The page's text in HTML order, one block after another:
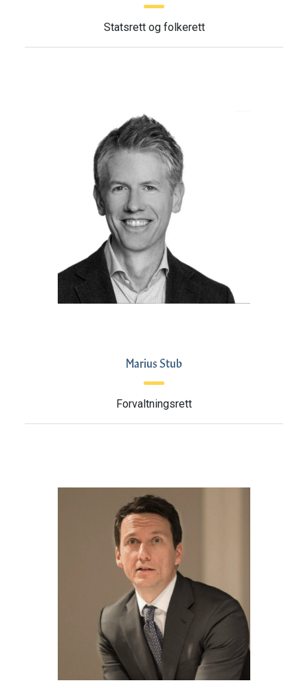
Statsrett og folkerett
Marius Stub
Forvaltningsrett